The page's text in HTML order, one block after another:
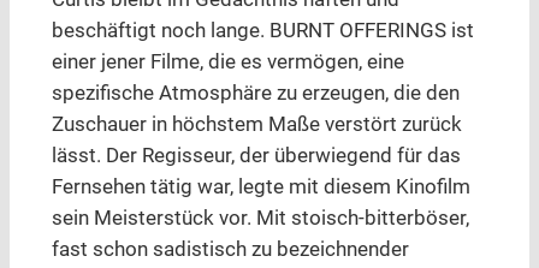
beschäftigt noch lange. BURNT OFFERINGS ist
einer jener Filme, die es vermögen, eine
spezifische Atmosphäre zu erzeugen, die den
Zuschauer in höchstem Maße verstört zurück
lässt. Der Regisseur, der überwiegend für das
Fernsehen tätig war, legte mit diesem Kinofilm
sein Meisterstück vor. Mit stoisch-bitterböser,
fast schon sadistisch zu bezeichnender